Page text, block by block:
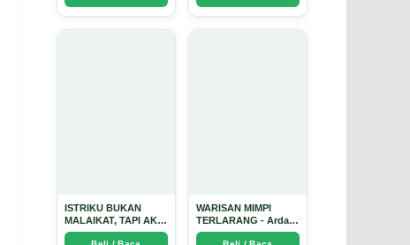
ISTRIKU BUKAN
MALAIKAT, TAPI AKU
JUGA TIDAK SUCI -
WARISAN MIMPI
TERLARANG - Arda
Dinata